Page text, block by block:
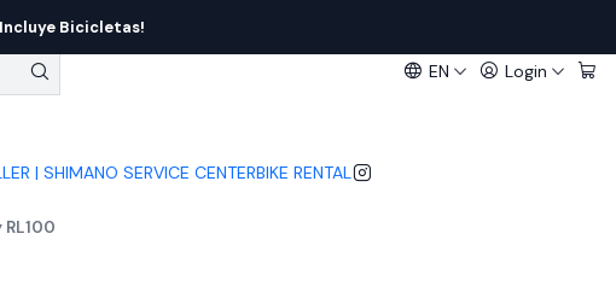
EN Login
| SHIMANO SERVICE CENTERBIKE RENTAL
Bicicletas!